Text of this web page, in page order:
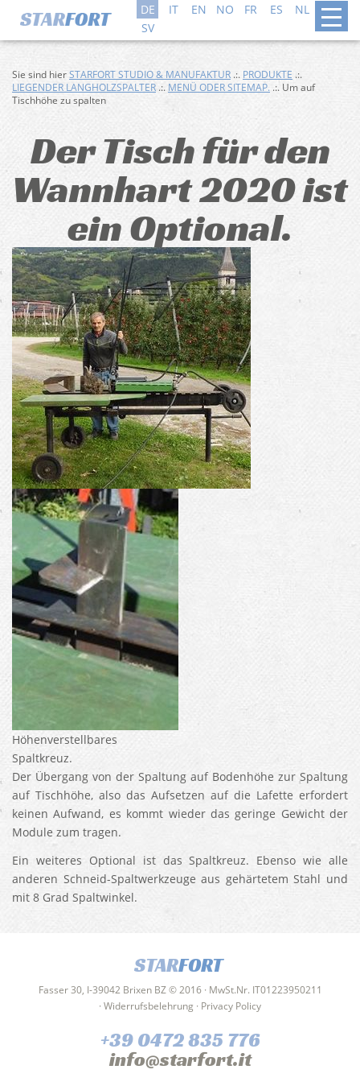
DE IT EN NO FR ES NL
DA
SV
Sie sind hierSTARFORT STUDIO & MANUFAKTUR .:. PRODUKTE .:.
LIEGENDER LANGHOLZSPALTER .:. MENÜ ODER SITEMAP. .:. Um auf
Tischhöhe zu spalten
Der Tisch für den
Wannhart 2020 ist
ein Optional.
Höhenverstellbares
Spaltkreuz.
Der Übergang von der Spaltung auf Bodenhöhe zur Spaltung
auf Tischhöhe, also das Aufsetzen auf die Lafette erfordert
keinen Aufwand, es kommt wieder das geringe Gewicht der
Module zum tragen.
Ein weiteres Optional ist das Spaltkreuz. Ebenso wie alle
anderen Schneid-Spaltwerkzeuge aus gehärtetem Stahl und
mit 8 Grad Spaltwinkel.
STARFORT
Fasser 30, I-39042 Brixen BZ © 2016 · MwSt.Nr. IT01223950211
· Widerrufsbelehrung · Privacy Policy
+39 0472 835 776
info@starfort.it